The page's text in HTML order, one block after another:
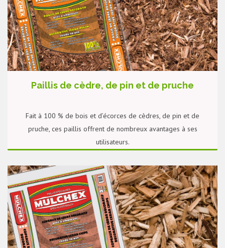
Paillis de cèdre, de pin et de pruche
Fait à 100 % de bois et d’écorces de cèdres, de pin et de
pruche, ces paillis offrent de nombreux avantages à ses
utilisateurs.